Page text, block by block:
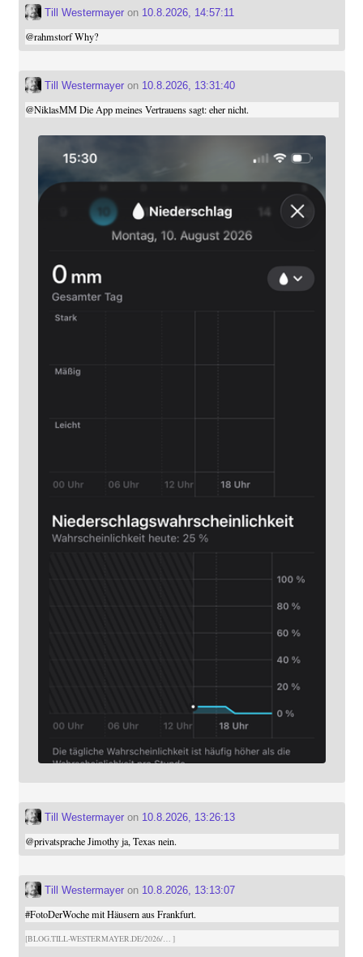
Till Westermayeron 10.8.2026, 14:57:11
@rahmstorfWhy?
Till Westermayeron 10.8.2026, 13:31:40
@NiklasMMDie App meines Vertrauens sagt: eher nicht.
Till Westermayeron 10.8.2026, 13:26:13
@privatspracheJimothy ja, Texas nein.
Till Westermayeron 10.8.2026, 13:13:07
#FotoDerWochemit Häusern aus Frankfurt.
BLOG.TILL-WESTERMAYER.DE/2026/